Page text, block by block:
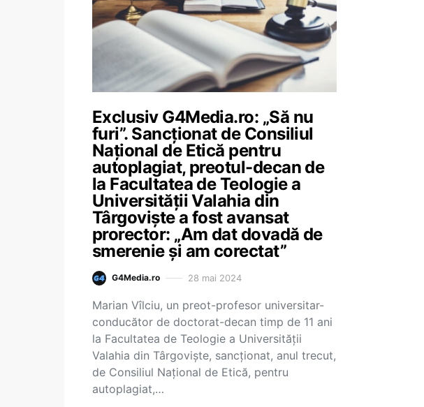
Exclusiv G4Media.ro: „Să nu
furi”. Sancționat de Consiliul
Național de Etică pentru
autoplagiat, preotul-decan de
la Facultatea de Teologie a
Universității Valahia din
Târgoviște a fost avansat
prorector: „Am dat dovadă de
smerenie și am corectat”
G4Media.ro 28 mai 2024
Marian Vîlciu, un preot-profesor universitar-
conducător de doctorat-decan timp de 11 ani
la Facultatea de Teologie a Universității
Valahia din Târgoviște, sancționat, anul trecut,
de Consiliul Național de Etică, pentru
autoplagiat,…